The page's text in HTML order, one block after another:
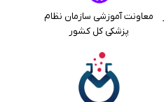
معاونت آموزشی سازمان نظام
پزشکی کل کشور